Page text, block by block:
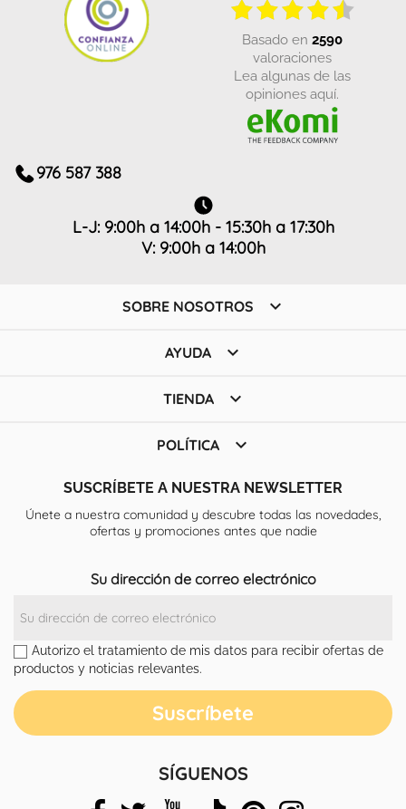
basado en 2590
valoraciones
Lea algunas de las
opiniones aquí.
976 587 388
L-J: 9:00h a 14:00h - 15:30h a 17:30h
V: 9:00h a 14:00h
SOBRE NOSOTROS 
AYUDA 
TIENDA 
POLÍTICA 
SUSCRÍBETE A NUESTRA NEWSLETTER
Únete a nuestra comunidad y descubre todas las novedades,
ofertas y promociones antes que nadie
Su dirección de correo electrónico
Autorizo el tratamiento de mis datos para recibir ofertas de
productos y noticias relevantes.
SÍGUENOS